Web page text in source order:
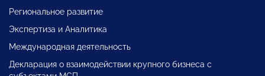
Региональное развитие
Экспертиза и Аналитика
Международная деятельность
Декларация о взаимодействии крупного бизнеса с